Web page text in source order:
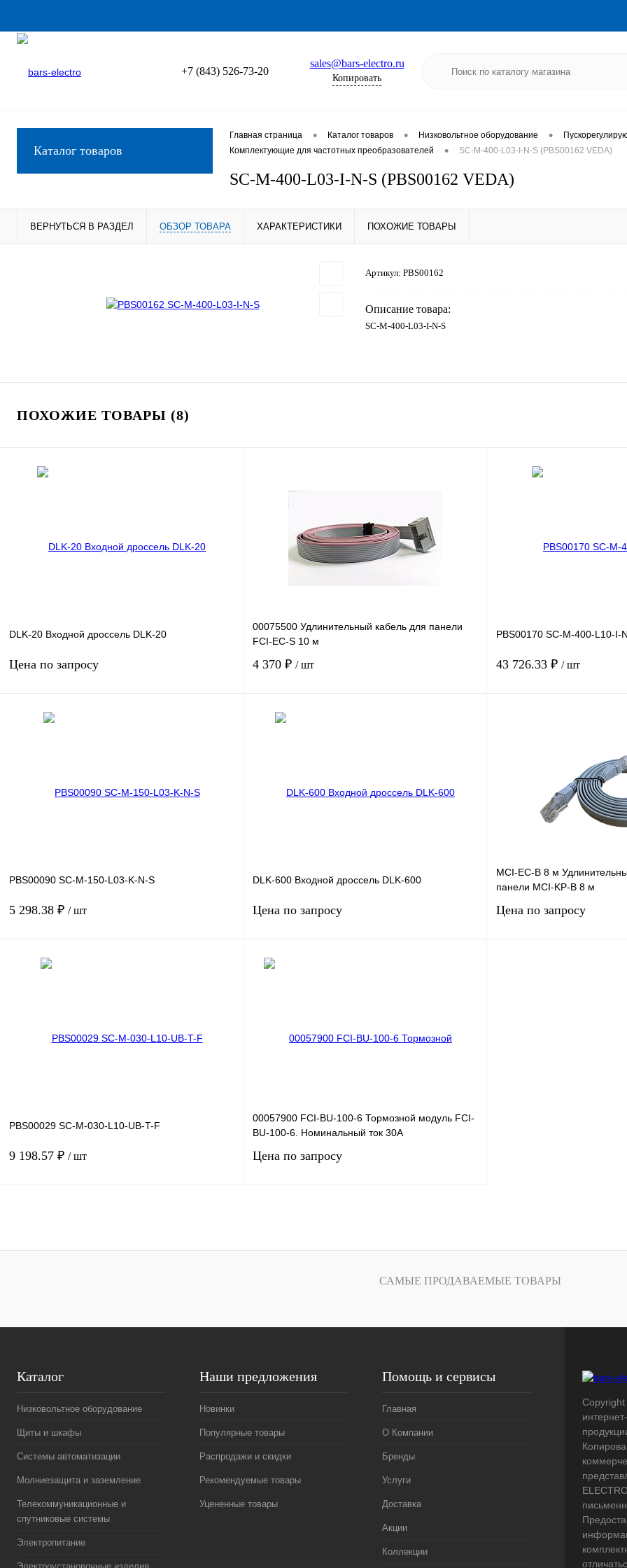
+7 (843) 526-73-20
sales@bars-electro.ru
Копировать
Каталог товаров
Главная страница • Каталог товаров • Низковольтное оборудование •
Комплектующие для частотных преобразователей • SC-M-400-L03-I-N-S (PBS00162 VEDA)
SC-M-400-L03-I-N-S (PBS00162 VEDA)
ВЕРНУТЬСЯ В РАЗДЕЛ ОБЗОР ТОВАРА ХАРАКТЕРИСТИКИ ПОХОЖИЕ ТОВАРЫ
Артикул: PBS00162
Описание товара:
SC-M-400-L03-I-N-S
ПОХОЖИЕ ТОВАРЫ (8)
DLK-20 Входной дроссель DLK-20
Цена по запросу
00075500 Удлинительный кабель для панели
FCI-EC-S 10 м
4 370 ₽ / шт
PBS00170 SC-M-400-L10-I-
43 726.33 ₽ / шт
PBS00090 SC-M-150-L03-K-N-S
5 298.38 ₽ / шт
DLK-600 Входной дроссель DLK-600
Цена по запросу
MCI-EC-B 8 м
панели MCI-KP-В 8 м
Цена по запросу
PBS00029 SC-M-030-L10-UB-T-F
9 198.57 ₽ / шт
Купить в 1 клик Сравнение
00057900 FCI-BU-100-6 Тормозной модуль FCI-
BU-100-6. Номинальный ток 30А
Цена по запросу
Купить в 1 клик Сравнение
САМЫЕ ПРОДАВАЕМЫЕ ТОВАРЫ
Каталог
Низковольтное оборудование
Щиты и шкафы
Системы автоматизации
Молниезащита и заземление
Телекоммуникационные и
спутниковые системы
Электропитание
Наши предложения
Новинки
Популярные товары
Распродажи и скидки
Рекомендуемые товары
Уцененные товары
Помощь и сервисы
Главная
О Компании
Бренды
Услуги
Доставка
Акции
Коллекции